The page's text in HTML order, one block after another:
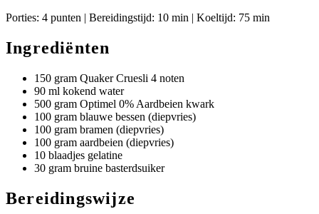
Porties: 4 punten | Bereidingstijd: 10 min | Koeltijd: 75 min
Ingrediënten
150 gram Quaker Cruesli 4 noten
90 ml kokend water
500 gram Optimel 0% Aardbeien kwark
100 gram blauwe bessen (diepvries)
100 gram bramen (diepvries)
100 gram aardbeien (diepvries)
10 blaadjes gelatine
30 gram bruine basterdsuiker
Bereidingswijze